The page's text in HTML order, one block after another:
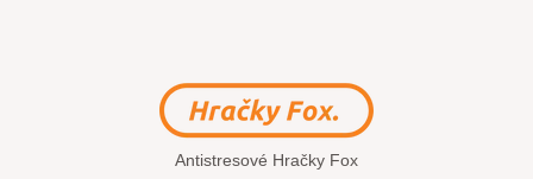
Antistresové Hračky Fox